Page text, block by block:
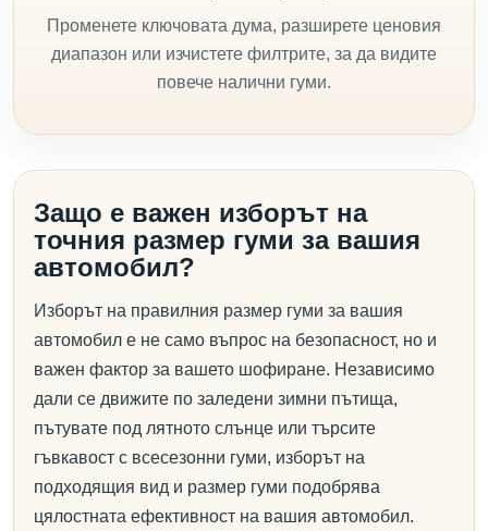
Променете ключовата дума, разширете ценовия
диапазон или изчистете филтрите, за да видите
повече налични гуми.
Защо е важен изборът на
точния размер гуми за вашия
автомобил?
Изборът на правилния размер гуми за вашия
автомобил е не само въпрос на безопасност, но и
важен фактор за вашето шофиране. Независимо
дали се движите по заледени зимни пътища,
пътувате под лятното слънце или търсите
гъвкавост с всесезонни гуми, изборът на
подходящия вид и размер гуми подобрява
цялостната ефективност на вашия автомобил.